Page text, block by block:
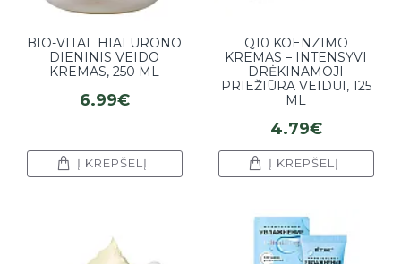
BIO-VITAL HIALURONO
DIENINIS VEIDO
KREMAS, 250 ML
6.99€
Į KREPŠELĮ
Q10 KOENZIMO
KREMAS – INTENSYVI
DRĖKINAMOJI
PRIEŽIŪRA VEIDUI, 125
ML
4.79€
Į KREPŠELĮ